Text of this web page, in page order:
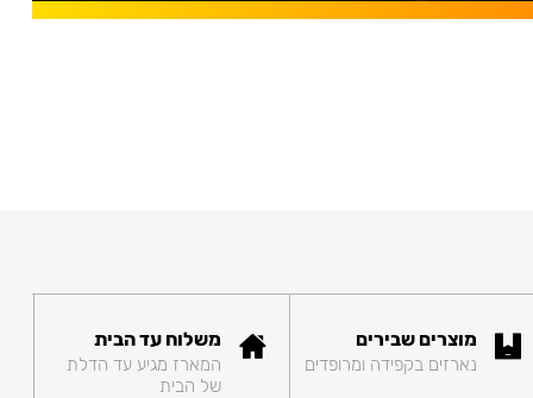
מוצרים שבירים
נארזים בקפידה ומרופדים
משלוח עד הבית
המארז מגיע עד הדלת
של הבית